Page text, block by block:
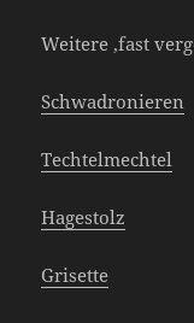
Weitere ‚fast
Schwadronieren
Techtelmechtel
Hagestolz
Grisette